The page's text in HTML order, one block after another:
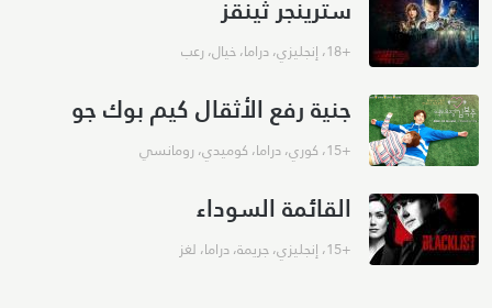
سترينجر ثينقز
+18 ،إنجليزي،دراما،خيال، رعب
جنية رفع الأثقال كيم بوك جو
+15 ، كوري،دراما، كوميدي، رومانسي
القائمة السوداء
+15 ،إنجليزي،جريمة،دراما، لغز